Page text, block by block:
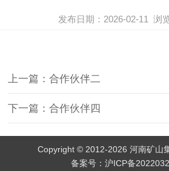
发布日期：2026-02-11 浏
上一篇：合作伙伴二
下一篇：合作伙伴四
Copyright © 2012-2026 河南矿山
备案号： 沪ICP备